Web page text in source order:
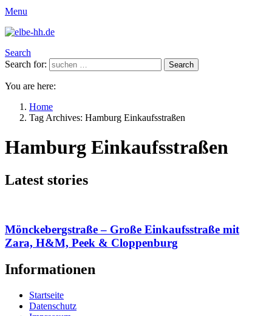
Menu
Search
Search for:
Search
You are here:
Home
Tag Archives: Hamburg Einkaufsstraßen
Hamburg Einkaufsstraßen
Latest stories
Mönckebergstraße – Große Einkaufsstraße mit
Zara, H&M, Peek & Cloppenburg
Informationen
Startseite
Datenschutz